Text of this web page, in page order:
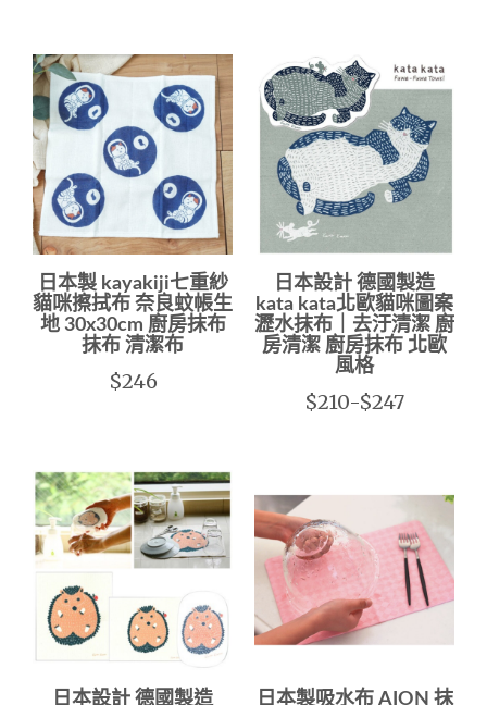
日本製 kayakiji七重紗
貓咪擦拭布 奈良蚊帳生
地 30x30cm 廚房抹布
抹布 清潔布
$246
日本設計 德國製造
kata kata北歐貓咪圖案
瀝水抹布｜去汙清潔 廚
房清潔 廚房抹布 北歐
風格
$210-$247
日本設計 德國製造
日本製吸水布 AION 抹